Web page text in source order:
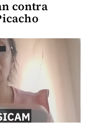
contra